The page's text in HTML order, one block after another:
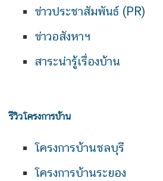
ข่าวประชาสัมพันธ์ (PR)
ข่าวอสังหาฯ
สาระน่ารู้เรื่องบ้าน
รีวิวโครงการบ้าน
โครงการบ้านชลบุรี
โครงการบ้านระยอง